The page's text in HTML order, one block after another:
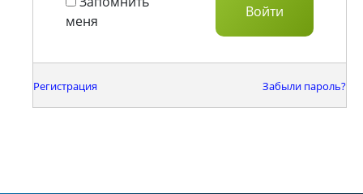
меня
Регистрация Забыли пароль?